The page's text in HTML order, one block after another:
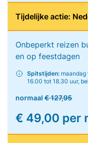
Tijdelijke actie:
Onbeperkt reizen
en op feestdagen
Spitstijden:
16.00 tot 18.30 uur,
normaal € 127,95
€ 49,00 per